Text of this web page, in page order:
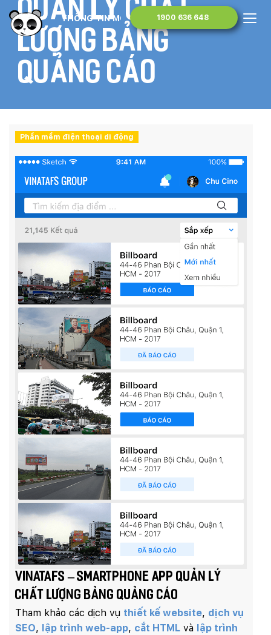
1900 636 648
THÔNG TIN MONA MEDIA
quản lý chất
lượng bảng
quảng cáo
Phần mềm điện thoại di động
Vinatafs – Smartphone app quản lý
chất lượng bảng quảng cáo
Tham khảo các dịch vụ thiết kế website, dịch vụ
SEO, lập trình web-app, cắt HTML và lập trình